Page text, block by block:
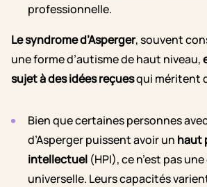
professionnelle.
Le syndrome d’Asperger, souvent
une forme d’autisme de haut niveau,
sujet à des idées reçuesqui méritent
Bien que certaines personnes
d’Asperger puissent avoir un haut
intellectuel (HPI), ce n’est pas
universelle. Leurs capacités